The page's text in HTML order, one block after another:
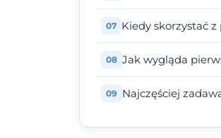
Kiedy skorzystać
Jak wygląda
Najczęściej